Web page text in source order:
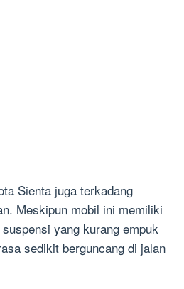
Sienta juga terkadang
Meskipun mobil ini memiliki
yang kurang empuk
sedikit berguncang di jalan